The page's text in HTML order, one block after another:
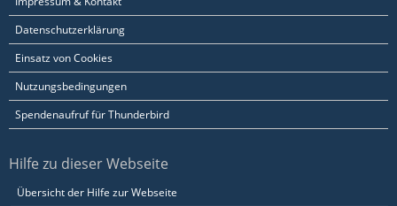
Datenschutzerklärung
Einsatz von Cookies
Nutzungsbedingungen
Spendenaufruf für Thunderbird
Hilfe zu dieser Webseite
Übersicht der Hilfe zur Webseite